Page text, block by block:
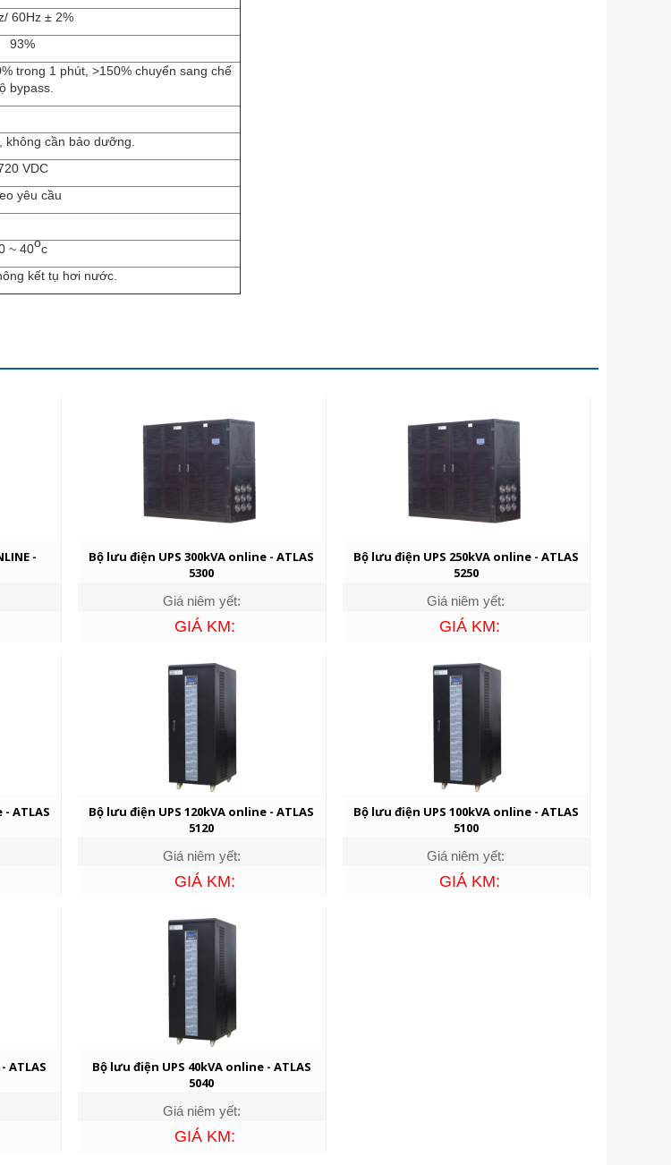
60Hz ± 2%
93%
trong 1 phút, >150% chuyển sang chế
bypass.
không cần bảo dưỡng.
VDC
yêu cầu
~ 40oc
kết tụ hơi nước.
-
Bộ lưu điện UPS 300kVA online - ATLAS
5300
Giá niêm yết:
GIÁ KM:
Bộ lưu điện UPS 250kVA online - ATLAS
5250
Giá niêm yết:
GIÁ KM:
ATLAS
Bộ lưu điện UPS 120kVA online - ATLAS
5120
Giá niêm yết:
GIÁ KM:
Bộ lưu điện UPS 100kVA online - ATLAS
5100
Giá niêm yết:
GIÁ KM:
ATLAS
Bộ lưu điện UPS 40kVA online - ATLAS
5040
Giá niêm yết:
GIÁ KM: